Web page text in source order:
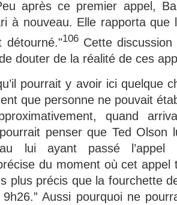
après ce premier appel,
à nouveau. Elle rapporta que
détourné."106Cette discussion
douter de la réalité de ces
pourrait y avoir ici quelque
que personne ne pouvait
quand
penser que Ted Olson
lui ayant passé l’appel
du moment où cet appel
plus précis que la fourchette
Aussi pourquoi ne